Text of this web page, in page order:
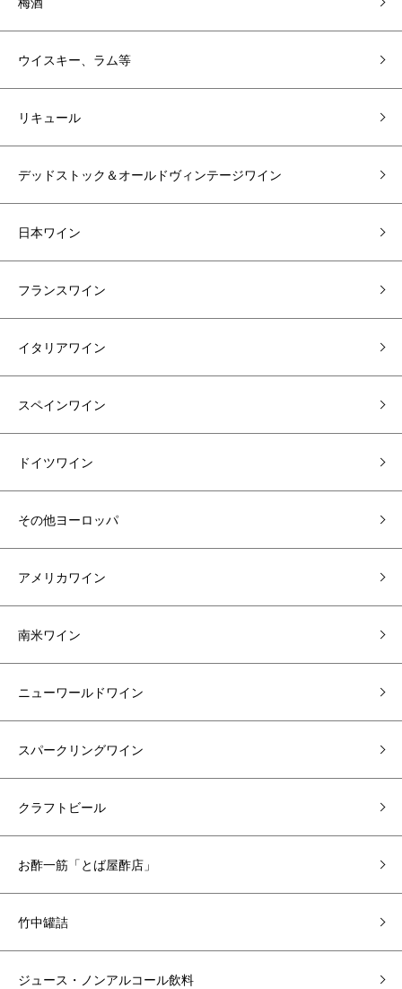
ウイスキー、ラム等
リキュール
デッドストック＆オールドヴィンテージワイン
日本ワイン
フランスワイン
イタリアワイン
スペインワイン
ドイツワイン
その他ヨーロッパ
アメリカワイン
南米ワイン
ニューワールドワイン
スパークリングワイン
クラフトビール
お酢一筋「とば屋酢店」
竹中罐詰
ジュース・ノンアルコール飲料